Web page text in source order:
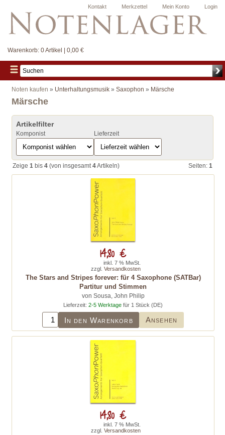
Login
Mein Konto
Merkzettel
Kontakt
Warenkorb: 0 Artikel | 0,00 €
Noten kaufen » Unterhaltungsmusik » Saxophon » Märsche
Märsche
Artikelfilter
Komponist Lieferzeit
Zeige 1 bis 4 (von insgesamt4Artikeln) Seiten: 1
The Stars and Stripes forever: für 4 Saxophone (SATBar)
Partitur und Stimmen
von Sousa, John Philip
Lieferzeit: 2-5 Werktage für 1 Stück (DE)
In den Warenkorb Ansehen
14,80 €
inkl. 7 % MwSt.
zzgl. Versandkosten
14,80 €
inkl. 7 % MwSt.
zzgl. Versandkosten